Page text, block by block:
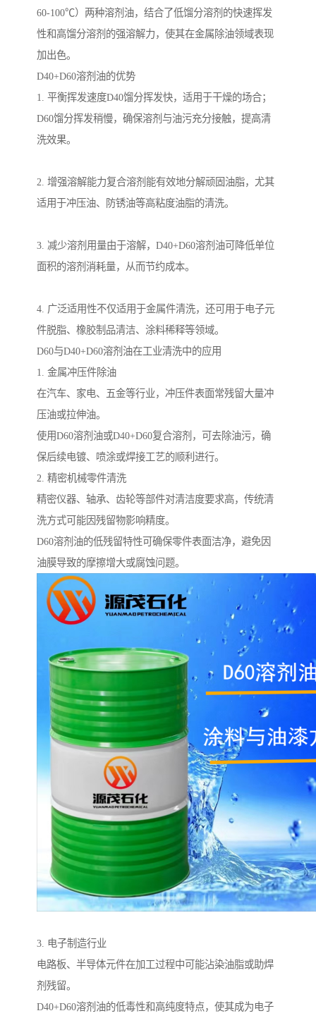
60-100℃）两种溶剂油，结合了低馏分溶剂的快速挥发
性和高馏分溶剂的强溶解力，使其在金属除油领域表现
加出色。
D40+D60溶剂油的优势
1. 平衡挥发速度D40馏分挥发快，适用于干燥的场合；
D60馏分挥发稍慢，确保溶剂与油污充分接触，提高清
洗效果。
2. 增强溶解能力复合溶剂能有效地分解顽固油脂，尤其
适用于冲压油、防锈油等高粘度油脂的清洗。
3. 减少溶剂用量由于溶解，D40+D60溶剂油可降低单位
面积的溶剂消耗量，从而节约成本。
4. 广泛适用性不仅适用于金属件清洗，还可用于电子元
件脱脂、橡胶制品清洁、涂料稀释等领域。
D60与D40+D60溶剂油在工业清洗中的应用
1. 金属冲压件除油
在汽车、家电、五金等行业，冲压件表面常残留大量冲
压油或拉伸油。
使用D60溶剂油或D40+D60复合溶剂，可去除油污，确
保后续电镀、喷涂或焊接工艺的顺利进行。
2. 精密机械零件清洗
精密仪器、轴承、齿轮等部件对清洁度要求高，传统清
洗方式可能因残留物影响精度。
D60溶剂油的低残留特性可确保零件表面洁净，避免因
油膜导致的摩擦增大或腐蚀问题。
3. 电子制造行业
电路板、半导体元件在加工过程中可能沾染油脂或助焊
剂残留。
D40+D60溶剂油的低毒性和高纯度特点，使其成为电子